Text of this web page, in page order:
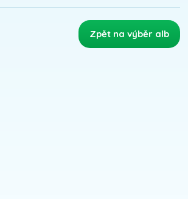
Zpět na výběr alb